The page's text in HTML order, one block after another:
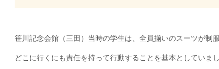
笹川記念会館（三田）当時の学生は、全員揃いのスーツが制服
どこに行くにも責任を持って行動することを基本としていまし